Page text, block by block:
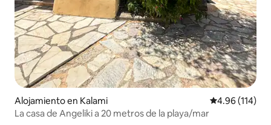
Alojamiento en Kalami Calificación
4.96 (114)
La casa de Angeliki a 20 metros de la playa/mar